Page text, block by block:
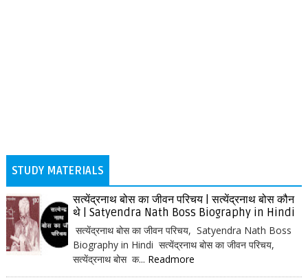
STUDY MATERIALS
सत्येंद्रनाथ बोस का जीवन परिचय | सत्येंद्रनाथ बोस कौन
थे | Satyendra Nath Boss Biography in Hindi
सत्येंद्रनाथ बोस का जीवन परिचय, Satyendra Nath Boss
Biography in Hindi सत्येंद्रनाथ बोस का जीवन परिचय,
सत्येंद्रनाथ बोस क... Readmore